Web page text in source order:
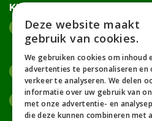
Klantenservice
Afhaaladres
Deurningerweg 50, 7623
(op afspraak!)
Kantooradres
Bornsedijk 60, 7559 PT
085-0475588
06-17314481
Deze website maakt
gebruik van cookies.
We gebruiken cookies om inhoud
advertenties te personaliseren en
verkeer te analyseren. We delen
informatie over uw gebruik van
met onze advertentie- en
die deze kunnen combineren met